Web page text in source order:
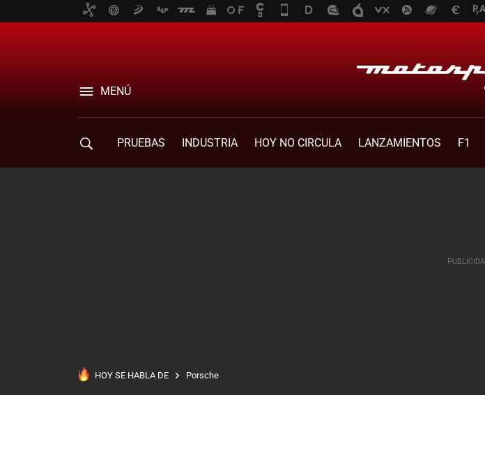
MENÚ
PRUEBAS INDUSTRIA HOY NO CIRCULA LANZAMIENTOS F1
HOY SE HABLA DE Porsche